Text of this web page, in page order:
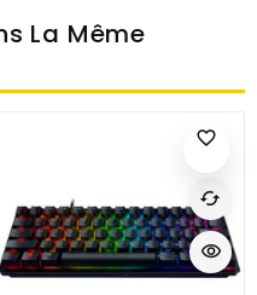
La Même
favorite_border
cached
visibility